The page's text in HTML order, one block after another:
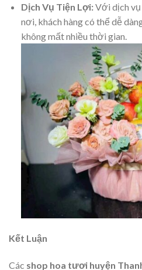
Dịch Vụ Tiện Lợi:Với dịch vụ
nơi, khách hàng có thể dễ
không mất nhiều thời gian.
Kết Luận
Các shop hoa tươi huyện